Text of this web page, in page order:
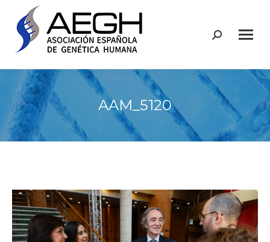
Buscar:
AAM_5120